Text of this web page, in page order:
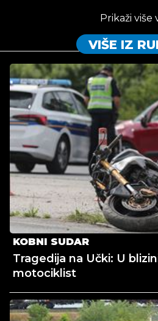
Prikaži više
VIŠE IZ
KOBNI SUDAR
Tragedija na Učki: U
motociklist